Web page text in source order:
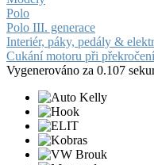
Polo
Polo III. generace
Interiér, páky, pedály &
Cukání motoru při
Vygenerováno za 0.107